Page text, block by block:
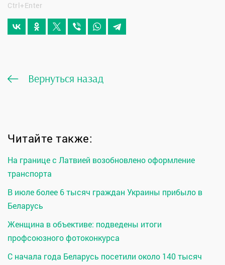
Ctrl+Enter
Вернуться назад
Читайте также:
На границе с Латвией возобновлено оформление
транспорта
В июле более 6 тысяч граждан Украины прибыло в
Беларусь
Женщина в объективе: подведены итоги
профсоюзного фотоконкурса
С начала года Беларусь посетили около 140 тысяч